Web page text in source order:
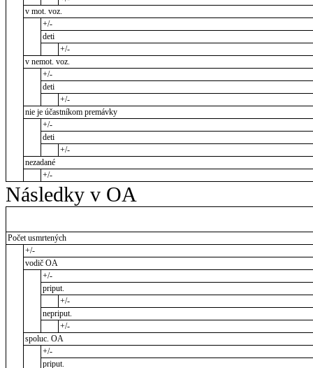
v mot. voz.
+/-
deti
+/-
v nemot. voz.
+/-
deti
+/-
nie je účastníkom premávky
+/-
deti
+/-
nezadané
+/-
Následky v OA
Počet usmrtených
+/-
vodič OA
+/-
priput.
+/-
nepriput.
+/-
spoluc. OA
+/-
priput.